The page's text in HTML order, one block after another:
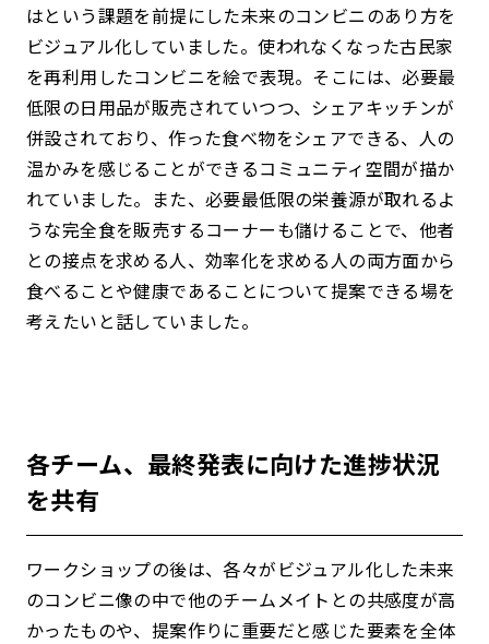
はという課題を前提にした未来のコンビニのあり方を
ビジュアル化していました。使われなくなった古民家
を再利用したコンビニを絵で表現。そこには、必要最
低限の日用品が販売されていつつ、シェアキッチンが
併設されており、作った食べ物をシェアできる、人の
温かみを感じることができるコミュニティ空間が描か
れていました。また、必要最低限の栄養源が取れるよ
うな完全食を販売するコーナーも儲けることで、他者
との接点を求める人、効率化を求める人の両方面から
食べることや健康であることについて提案できる場を
考えたいと話していました。
各チーム、最終発表に向けた進捗状況
を共有
ワークショップの後は、各々がビジュアル化した未来
のコンビニ像の中で他のチームメイトとの共感度が高
かったものや、提案作りに重要だと感じた要素を全体